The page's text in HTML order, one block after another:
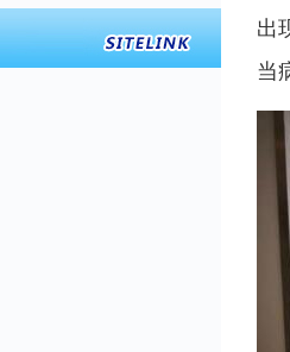
出
当